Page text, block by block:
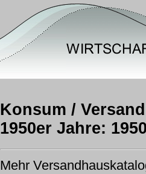
Konsum /
1950er Jahre:
Mehr